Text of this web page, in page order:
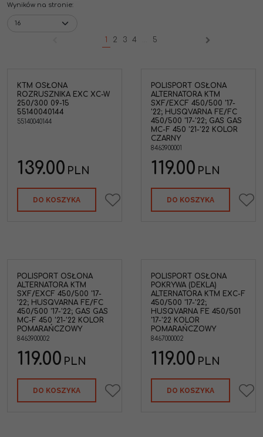
Wyników na stronie:
1 2 3 4 5
KTM OSŁONA
ROZRUSZNIKA EXC XC-W
250/300 09-15
55140040144
55140040144
139.00 PLN
DO KOSZYKA
POLISPORT OSŁONA
ALTERNATORA KTM
SXF/EXCF 450/500 '17-
'22; HUSQVARNA FE/FC
450/500 '17-'22; GAS GAS
MC-F 450 '21-'22 KOLOR
CZARNY
8463900001
119.00 PLN
DO KOSZYKA
POLISPORT OSŁONA
ALTERNATORA KTM
SXF/EXCF 450/500 '17-
'22; HUSQVARNA FE/FC
450/500 '17-'22; GAS GAS
MC-F 450 '21-'22 KOLOR
POMARAŃCZOWY
8463900002
119.00 PLN
DO KOSZYKA
POLISPORT OSŁONA
POKRYWA (DEKLA)
ALTERNATORA KTM EXC-F
450/500 '17-'22;
HUSQVARNA FE 450/501
'17-'22 KOLOR
POMARAŃCZOWY
8467000002
119.00 PLN
DO KOSZYKA